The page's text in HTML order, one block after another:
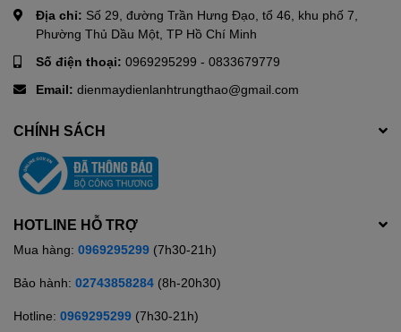
Địa chỉ: Số 29, đường Trần Hưng Đạo, tổ 46, khu phố 7,
Phường Thủ Dầu Một, TP Hồ Chí Minh
Số điện thoại: 0969295299 - 0833679779
Email: dienmaydienlanhtrungthao@gmail.com
CHÍNH SÁCH
HOTLINE HỖ TRỢ
Mua hàng: 0969295299 (7h30-21h)
Bảo hành: 02743858284 (8h-20h30)
Hotline: 0969295299 (7h30-21h)